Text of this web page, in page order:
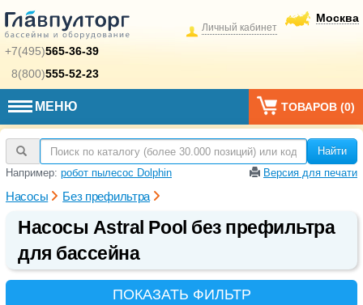
+7(495)565-36-39
8(800)555-52-23
Москва
Личный кабинет
МЕНЮ ТОВАРОВ (0)
Найти
Например: робот пылесос Dolphin Версия для печати
Насосы Без префильтра
Насосы Astral Pool без префильтра
для бассейна
ПОКАЗАТЬ ФИЛЬТР